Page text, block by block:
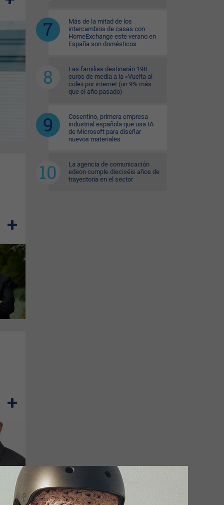
Más de la mitad de los
intercambios de casas con
HomeExchange este verano en
España son domésticos
Las familias destinarán 198
euros de media a la «Vuelta al
cole» por internet (un 9% más
que el año pasado)
Cosentino, primera empresa
industrial española que usa IA
de Microsoft para diseñar
nuevos materiales
La agencia de comunicación
edeon cumple dieciséis años de
trayectoria en el sector